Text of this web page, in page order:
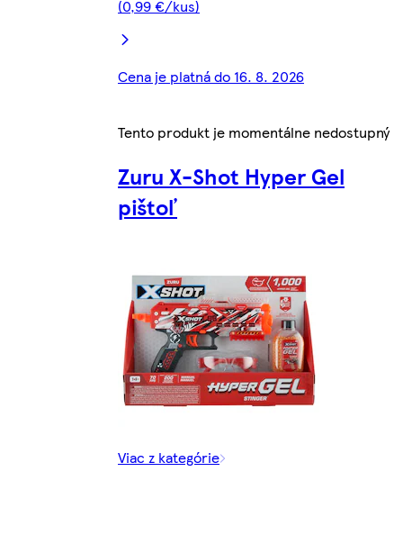
(0,99 €/kus)
Cena je platná do 16. 8. 2026
Tento produkt je momentálne nedostupný
Zuru X-Shot Hyper Gel
pištoľ
Viac z kategórie